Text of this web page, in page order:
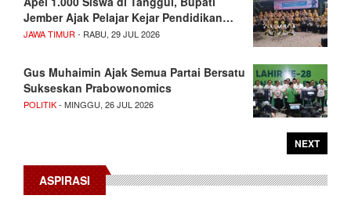
Jember Ajak Pelajar Kejar Pendidikan…
JAWA TIMUR - RABU, 29 JUL 2026
Gus Muhaimin Ajak Semua Partai Bersatu
Sukseskan Prabowonomics
POLITIK- MINGGU, 26 JUL 2026
NEXT
ASPIRASI